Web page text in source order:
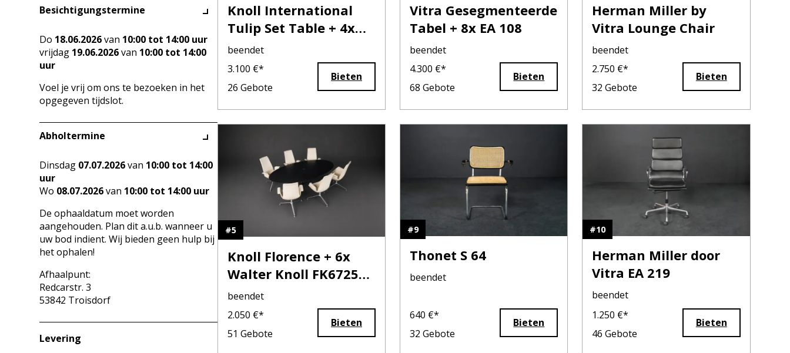
Besichtigungstermine
Do 18.06.2026van 10:00 tot 14:00 uur
vrijdag 19.06.2026van 10:00 tot 14:00
uur
Voel je vrij om ons te bezoeken in het
opgegeven tijdslot.
Abholtermine
Dinsdag 07.07.2026van 10:00 tot 14:00
uur
Wo 08.07.2026van 10:00 tot 14:00 uur
De ophaaldatum moet worden
aangehouden. Plan dit a.u.b. wanneer u
uw bod indient. Wij bieden geen hulp bij
het ophalen!
Afhaalpunt:
Redcarstr. 3
53842 Troisdorf
Levering
Knoll International
Tulip Set Table + 4x
Stoelen
beendet
3.100 €*
26 Gebote
Bieten
Vitra Gesegmenteerde
Tabel + 8x EA 108
beendet
4.300 €*
68 Gebote
Bieten
Herman Miller by
Vitra Lounge Chair
beendet
2.750 €*
32 Gebote
Bieten
#5
Knoll Florence + 6x
Walter Knoll FK6725
Tulip
beendet
2.050 €*
51 Gebote
Bieten
#9
Thonet S 64
beendet
640 €*
32 Gebote
Bieten
#10
Herman Miller door
Vitra EA 219
beendet
1.250 €*
46 Gebote
Bieten